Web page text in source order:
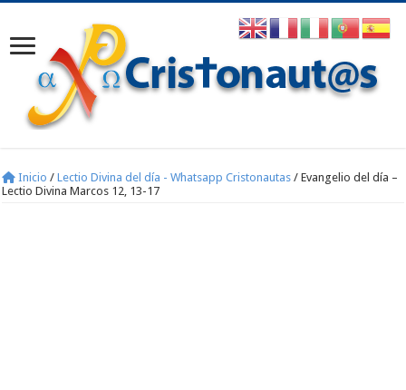
Inicio / Lectio Divina del día - Whatsapp Cristonautas / Evangelio del día –
Lectio Divina Marcos 12, 13-17